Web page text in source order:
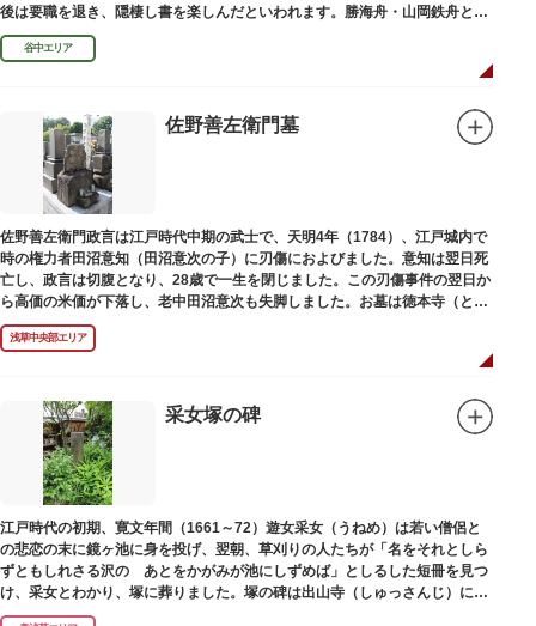
後は要職を退き、隠棲し書を楽しんだといわれます。勝海舟・山岡鉄舟と共
に幕末の三舟といわれています。
谷中エリア
佐野善左衛門墓
佐野善左衛門政言は江戸時代中期の武士で、天明4年（1784）、江戸城内で
時の権力者田沼意知（田沼意次の子）に刃傷におよびました。意知は翌日死
亡し、政言は切腹となり、28歳で一生を閉じました。この刃傷事件の翌日か
ら高価の米価が下落し、老中田沼意次も失脚しました。お墓は徳本寺（とく
ほんじ）境内にあります。
浅草中央部エリア
采女塚の碑
江戸時代の初期、寛文年間（1661～72）遊女采女（うねめ）は若い僧侶と
の悲恋の末に鏡ヶ池に身を投げ、翌朝、草刈りの人たちが「名をそれとしら
ずともしれさる沢の あとをかがみが池にしずめば」としるした短冊を見つ
け、采女とわかり、塚に葬りました。塚の碑は出山寺（しゅっさんじ）にあ
ります。